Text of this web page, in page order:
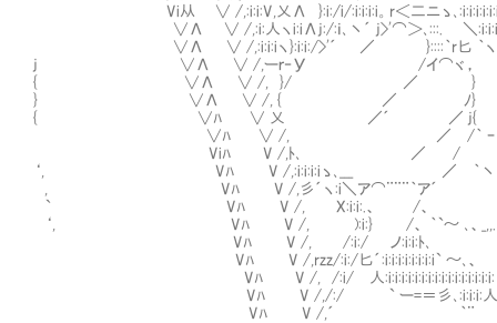
Vi从 ∨ /,:i:i:V,乂Λ }:i:/i/:i:i:i:i。r＜二ニゝ､
∨Λ ∨ /,:i:人ヽi:iΛj:/:ｉ､丶´ j>'⌒＞､:::. ＼:i:i:i:i:i:i:i:i:i:i:i:i: ､__
∨Λ ∨ /,:i:i:iヽ}:i:i:/>'´ ／ }::::｀r匕 ｀ヽ、:i:i:i:i:i:i:i ）
j ∨Λ ∨ /,ーｒ‐У /イ⌒ヾ， ヽ:i:i:i:i:i:i:
{ ∨Λ ∨ /, }/ ／ } ｀ ー=
} ∨Λ ∨ /, { ／ ﾉ} ﾉ
{ ∨ﾊ ∨ 乂 ／´ ／ j{
∨ﾊ ∨ /, ／ /｀ ｰ
Viﾊ V /,ﾄ､ ／ /
‘, Vﾊ V /,:i:i:i:iゝ､___ ／ ｀丶
, Vﾊ V /,彡´ヽ:i＼ア⌒¨¨¨｀ア´ `
` Vﾊ V /, X:i:i:.、 /、
‘, Vﾊ V /, ):i:} /、 ｀`～ ､、_,,.､丶
Vﾊ V /, /:i:/ ノ:i:i:ﾄ､
Vﾊ V /,rzz/:i:/匕´:i:i:i:i:i:i:i:i` ～､、
Vﾊ V /, /:i/ 人:i:i:i:i:i:i:i:i:i:i:i:i:i:i:i:i:了
Vﾊ V /,/:/ ` ー=＝彡､:i:i:i:
Vﾊ V /,´ ｀¨ ＼